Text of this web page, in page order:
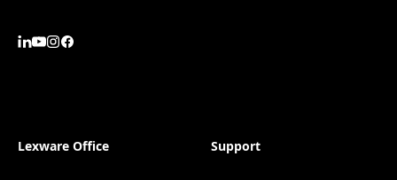
Lexware Office Support